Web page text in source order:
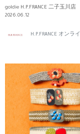
シルクバッグ-
goldie H.P.FRANCE 二子玉川店
2026.06.12
H.P.FRANCE オンラ